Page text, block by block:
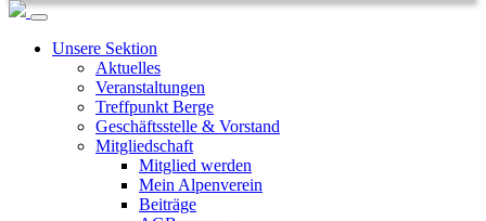
Unsere Sektion
Aktuelles
Veranstaltungen
Treffpunkt Berge
Geschäftsstelle & Vorstand
Mitgliedschaft
Mitglied werden
Mein Alpenverein
Beiträge